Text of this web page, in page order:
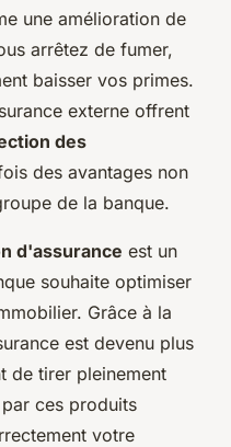
une amélioration de
arrêtez de fumer,
baisser vos primes.
externe offrent
des
des avantages non
de la banque.
d'assurance est un
souhaite optimiser
Grâce à la
est devenu plus
de tirer pleinement
ces produits
votre